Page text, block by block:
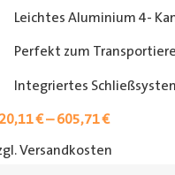
Leichtes Aluminium 4-
Perfekt zum
Integriertes
€–605,71€
Versandkosten